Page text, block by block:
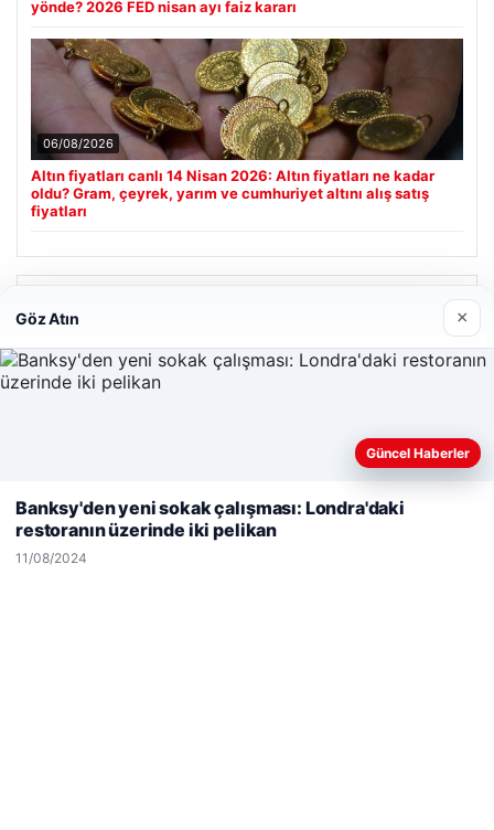
yönde? 2026 FED nisan ayı faiz kararı
06/08/2026
Altın fiyatları canlı 14 Nisan 2026: Altın fiyatları ne kadar
oldu? Gram, çeyrek, yarım ve cumhuriyet altını alış satış
fiyatları
Enes Kaplan Avukatlık Bürosu
28/04/2026
© 2026 Havadis Haber | Güncel Haberler
Web sitemizi nasıl kullandığınızı daha iyi anlayabilmek,
kullanıyoruz.Çerez Politikamız
Göz Atın ×
Güncel Haberler
Banksy'den yeni sokak çalışması: Londra'daki
restoranın üzerinde iki pelikan
11/08/2024